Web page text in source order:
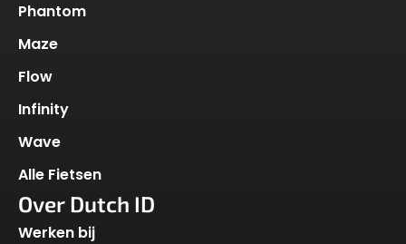
Phantom
Maze
Flow
Infinity
Wave
Alle Fietsen
Over Dutch ID
Werken bij